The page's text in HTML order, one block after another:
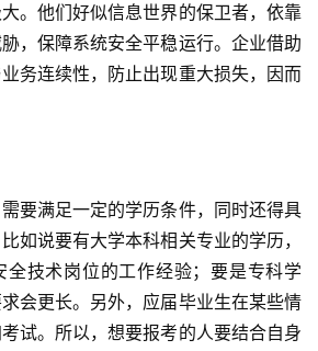
。他们好似信息世界的保卫者，依靠
，保障系统安全平稳运行。企业借助
务连续性，防止出现重大损失，因而
要满足一定的学历条件，同时还得具
如说要有大学本科相关专业的学历，
全技术岗位的工作经验；要是专科学
会更长。另外，应届毕业生在某些情
试。所以，想要报考的人要结合自身